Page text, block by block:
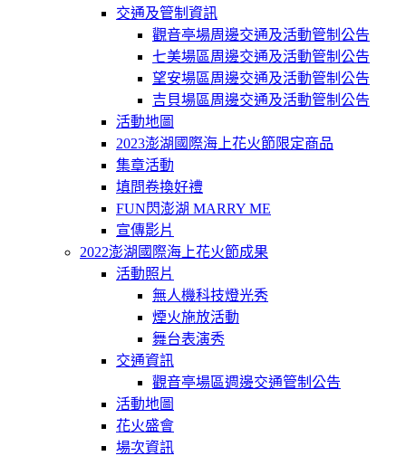
交通及管制資訊
觀音亭場周邊交通及活動管制公告
七美場區周邊交通及活動管制公告
望安場區周邊交通及活動管制公告
吉貝場區周邊交通及活動管制公告
活動地圖
2023澎湖國際海上花火節限定商品
集章活動
填問卷換好禮
FUN閃澎湖 MARRY ME
宣傳影片
2022澎湖國際海上花火節成果
活動照片
無人機科技燈光秀
煙火施放活動
舞台表演秀
交通資訊
觀音亭場區週邊交通管制公告
活動地圖
花火盛會
場次資訊